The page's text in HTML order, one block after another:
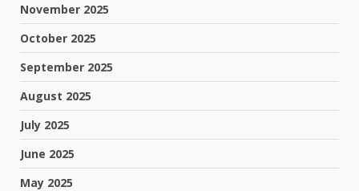
November 2025
October 2025
September 2025
August 2025
July 2025
June 2025
May 2025